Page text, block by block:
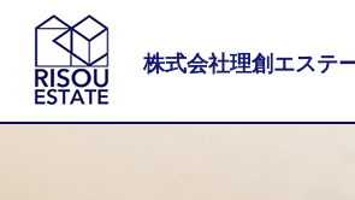
株式会社理創エステ